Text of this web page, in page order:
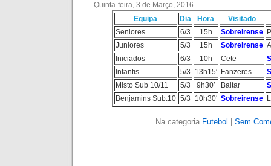
Quinta-feira, 3 de Março, 2016
Equipa
Dia Hora
Visitado
Seniores
6/3 15h Sobreirense
Juniores
5/3 15h Sobreirense
Iniciados
6/3 10h Cete
Infantis
5/3 13h15′ Fanzeres
Misto Sub 10/11
5/3 9h30′ Baltar
Benjamins Sub.10 5/3 10h30′ Sobreirense
Na categoria Futebol Sem